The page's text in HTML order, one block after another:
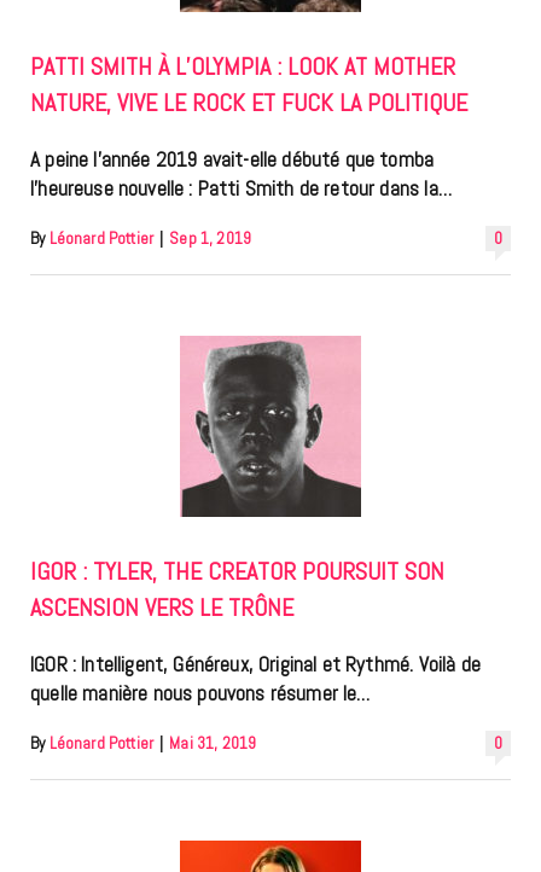
PATTI SMITH À L’OLYMPIA : LOOK AT MOTHER
NATURE, VIVE LE ROCK ET FUCK LA POLITIQUE
A peine l’année 2019 avait-elle débuté que tomba
l’heureuse nouvelle : Patti Smith de retour dans la…
0
By Léonard Pottier Sep 1, 2019
IGOR : TYLER, THE CREATOR POURSUIT SON
ASCENSION VERS LE TRÔNE
IGOR : Intelligent, Généreux, Original et Rythmé. Voilà de
quelle manière nous pouvons résumer le…
0
By Léonard Pottier Mai 31, 2019